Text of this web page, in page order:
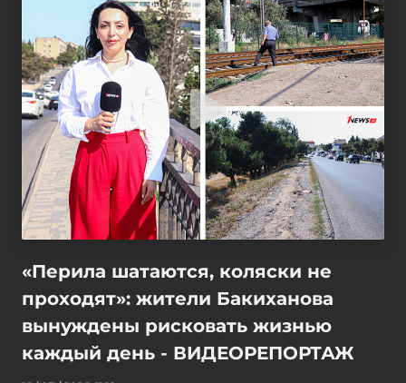
«Перила шатаются, коляски не
проходят»: жители Бакиханова
вынуждены рисковать жизнью
каждый день - ВИДЕОРЕПОРТАЖ